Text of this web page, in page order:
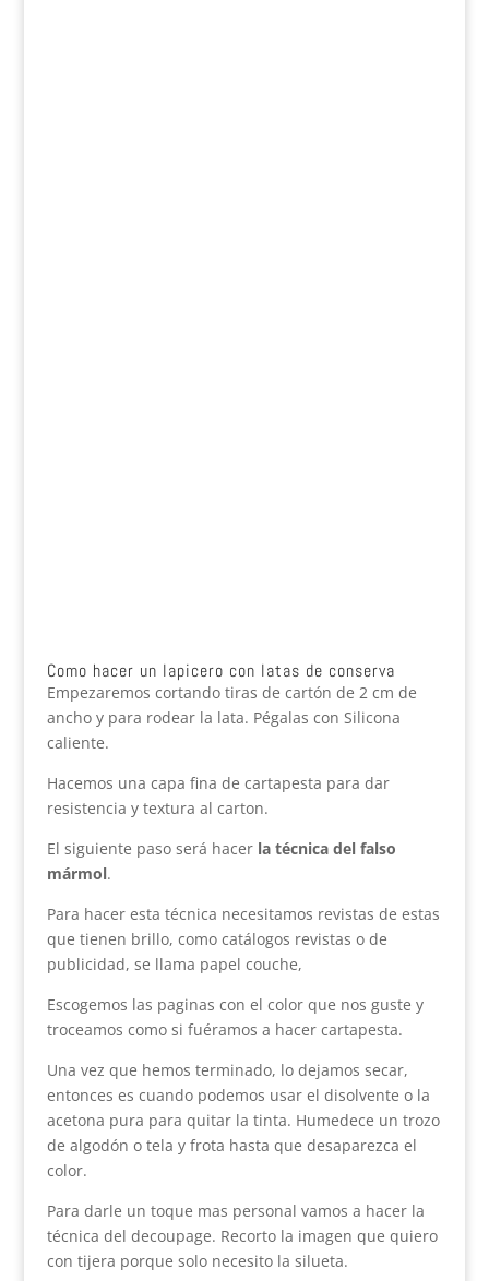
Como hacer un lapicero con latas de conserva
Empezaremos cortando tiras de cartón de 2 cm de
ancho y para rodear la lata. Pégalas con Silicona
caliente.
Hacemos una capa fina de cartapesta para dar
resistencia y textura al carton.
El siguiente paso será hacer la técnica del falso
mármol.
Para hacer esta técnica necesitamos revistas de estas
que tienen brillo, como catálogos revistas o de
publicidad, se llama papel couche,
Escogemos las paginas con el color que nos guste y
troceamos como si fuéramos a hacer cartapesta.
Una vez que hemos terminado, lo dejamos secar,
entonces es cuando podemos usar el disolvente o la
acetona pura para quitar la tinta. Humedece un trozo
de algodón o tela y frota hasta que desaparezca el
color.
Para darle un toque mas personal vamos a hacer la
técnica del decoupage. Recorto la imagen que quiero
con tijera porque solo necesito la silueta.